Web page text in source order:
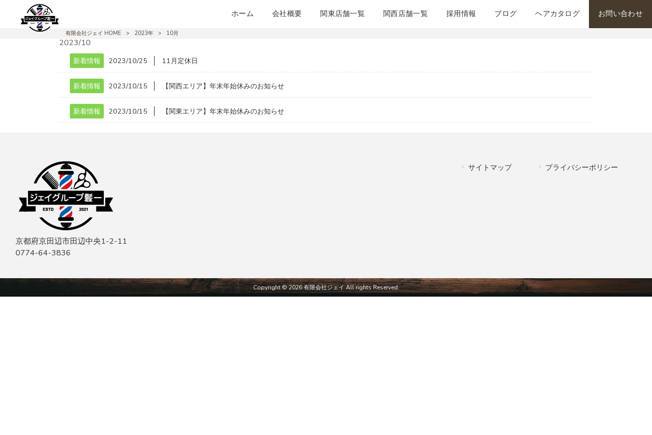
ホーム 会社概要 関東店舗一覧 関西店舗一覧 採用情報 ブログ ヘアカタログ お問い合わせ
有限会社ジェイ HOME > 2023年 > 10月
2023/10
新着情報 2023/10/25 11月定休日
新着情報 2023/10/15 【関西エリア】年末年始休みのお知らせ
新着情報 2023/10/15 【関東エリア】年末年始休みのお知らせ
サイトマップ プライバシーポリシー
京都府京田辺市田辺中央1-2-11
0774-64-3836
Copyright © 2026 有限会社ジェイ All rights Reserved.